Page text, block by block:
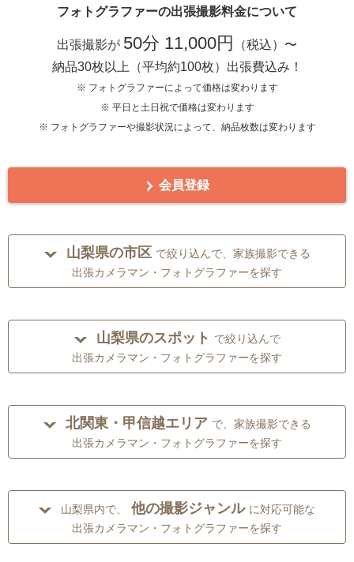
フォトグラファーの出張撮影料金について
出張撮影が 50分 11,000円
（税込）〜
納品30枚以上（平均約100枚）出張費込み！
※ フォトグラファーによって価格は変わります
※ 平日と土日祝で価格は変わります
※ フォトグラファーや撮影状況によって、納品枚数は変わります
会員登録
山梨県の市区 で絞り込んで、家族撮影できる
出張カメラマン・フォトグラファーを探す
山梨県のスポット で絞り込んで
出張カメラマン・フォトグラファーを探す
北関東・甲信越エリア で、家族撮影できる
出張カメラマン・フォトグラファーを探す
山梨県内で、 他の撮影ジャンル に対応可能な
出張カメラマン・フォトグラファーを探す